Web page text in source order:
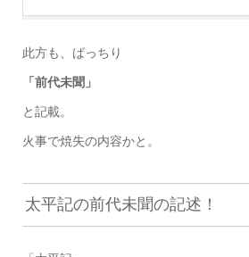
此方も、ばっちり
「前代未聞」
と記載。
火事で焼失の内容かと。
太平記の前代未聞の記述！